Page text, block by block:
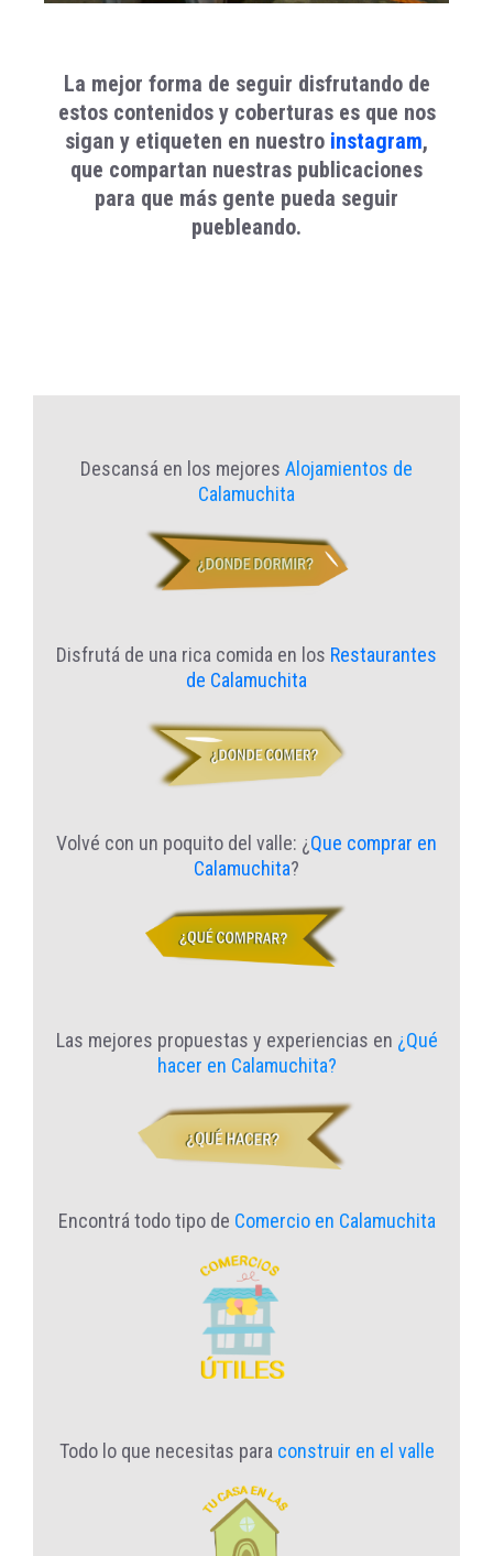
La mejor forma de seguir disfrutando de
estos contenidos y coberturas es que nos
sigan y etiqueten en nuestro instagram,
que compartan nuestras publicaciones
para que más gente pueda seguir
puebleando.
Descansá en los mejores Alojamientos de
Calamuchita
Disfrutá de una rica comida en los Restaurantes
de Calamuchita
Volvé con un poquito del valle: ¿Que comprar en
Calamuchita?
Las mejores propuestas y experiencias en ¿Qué
hacer en Calamuchita?
Encontrá todo tipo de Comercio en Calamuchita
Todo lo que necesitas para construir en el valle